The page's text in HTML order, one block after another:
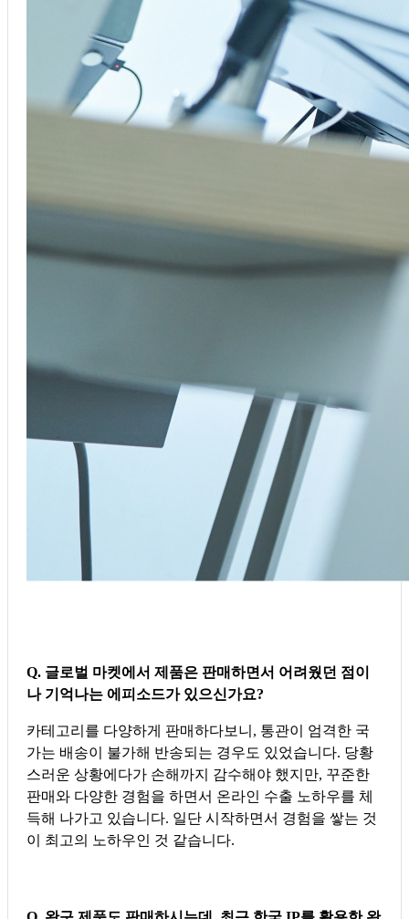
Q. 글로벌 마켓에서 제품은 판매하면서 어려웠던 점이
나 기억나는 에피소드가 있으신가요?
카테고리를 다양하게 판매하다보니, 통관이 엄격한 국
가는 배송이 불가해 반송되는 경우도 있었습니다. 당황
스러운 상황에다가 손해까지 감수해야 했지만, 꾸준한
판매와 다양한 경험을 하면서 온라인 수출 노하우를 체
득해 나가고 있습니다. 일단 시작하면서 경험을 쌓는 것
이 최고의 노하우인 것 같습니다.